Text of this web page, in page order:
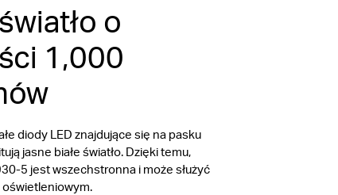
o
1,000
diody LED znajdujące się na pasku
jasne białe światło. Dzięki temu,
5 jest wszechstronna i może służyć